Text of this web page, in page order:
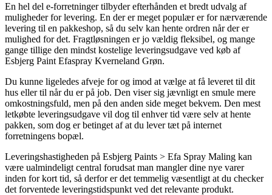
En hel del e-forretninger tilbyder efterhånden et bredt udvalg af
muligheder for levering. En der er meget populær er for nærværende
levering til en pakkeshop, så du selv kan hente ordren når der er
mulighed for det. Fragtløsningen er jo vældig fleksibel, og mange
gange tillige den mindst kostelige leveringsudgave ved køb af
Esbjerg Paint Efaspray Kverneland Grøn.
Du kunne ligeledes afveje for og imod at vælge at få leveret til dit
hus eller til når du er på job. Den viser sig jævnligt en smule mere
omkostningsfuld, men på den anden side meget bekvem. Den mest
letkøbte leveringsudgave vil dog til enhver tid være selv at hente
pakken, som dog er betinget af at du lever tæt på internet
forretningens bopæl.
Leveringshastigheden på Esbjerg Paints > Efa Spray Maling kan
være ualmindeligt central forudsat man mangler dine nye varer
inden for kort tid, så derfor er det temmelig væsentligt at du checker
det forventede leveringstidspunkt ved det relevante produkt.